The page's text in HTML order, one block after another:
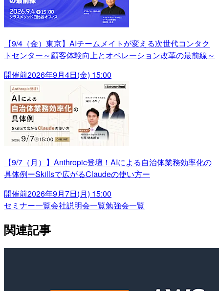
【9/4（金）東京】AIチームメイトが変える次世代コンタク
トセンター～顧客体験向上とオペレーション改革の最前線～
開催前2026年9月4日(金) 15:00
【9/7（月）】Anthropic登壇！AIによる自治体業務効率化の
具体例ーSkillsで広がるClaudeの使い方ー
開催前2026年9月7日(月) 15:00
セミナー一覧会社説明会一覧勉強会一覧
関連記事